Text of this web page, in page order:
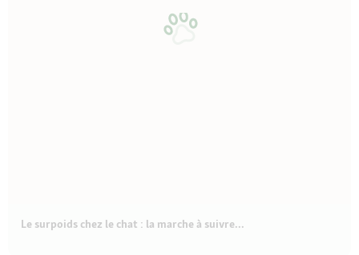
Le surpoids chez le chat : la marche à suivre...